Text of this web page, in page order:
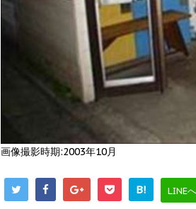
画像撮影時期:2003年10月
B! LINE